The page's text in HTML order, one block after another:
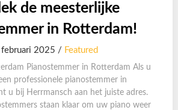
de meesterlijke
in Rotterdam!
2025 / Featured
Pianostemmer in Rotterdam Als u
professionele pianostemmer in
u bij Herrmansch aan het juiste adres.
staan klaar om uw piano weer